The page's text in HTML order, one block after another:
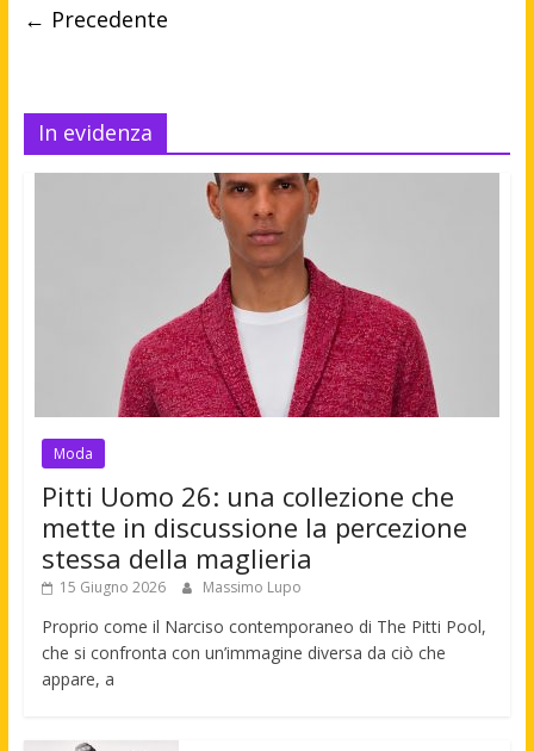
← Precedente
In evidenza
Moda
Pitti Uomo 26: una collezione che
mette in discussione la percezione
stessa della maglieria
15 Giugno 2026 Massimo Lupo
Proprio come il Narciso contemporaneo di The Pitti Pool,
che si confronta con un’immagine diversa da ciò che
appare, a